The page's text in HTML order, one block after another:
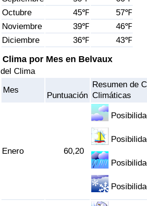
Octubre
45℉
57℉
Noviembre
39℉
46℉
Diciembre
36℉ 43℉
Clima por Mes en Belvaux
del Clima
Mes
Puntuación
Resumen de
Climáticas
Enero 60,20
Índice de criminalidad por país
Sanidad
Índice de Sanidad (Actual)
Índice de Sanidad por País
Índice de Contaminación (Actual)
Índice de contaminación